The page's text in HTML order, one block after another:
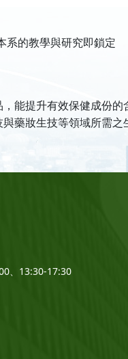
系的教學與研究即鎖定
能提升有效保健成份
藥妝生技等領域所需之
、13:30-17:30